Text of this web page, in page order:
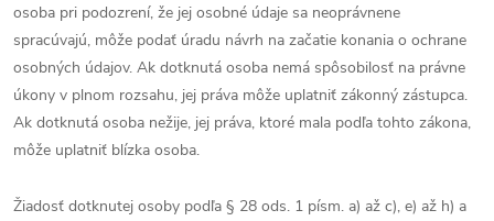
osoba pri podozrení, že jej osobné údaje sa neoprávnene
spracúvajú, môže podať úradu návrh na začatie konania o ochrane
osobných údajov. Ak dotknutá osoba nemá spôsobilosť na právne
úkony v plnom rozsahu, jej práva môže uplatniť zákonný zástupca.
Ak dotknutá osoba nežije, jej práva, ktoré mala podľa tohto zákona,
môže uplatniť blízka osoba.
Žiadosť dotknutej osoby podľa § 28 ods. 1 písm. a) až c), e) až h) a